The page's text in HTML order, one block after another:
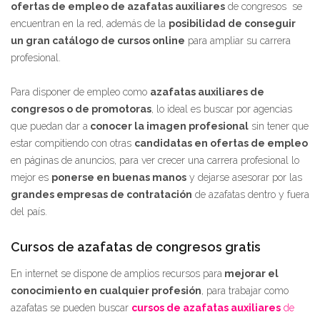
ofertas de empleo de azafatas auxiliares de congresos se
encuentran en la red, además de la posibilidad de conseguir
un gran catálogo de cursos online para ampliar su carrera
profesional.
Para disponer de empleo como azafatas auxiliares de
congresos o de promotoras, lo ideal es buscar por agencias
que puedan dar a conocer la imagen profesional sin tener que
estar compitiendo con otras candidatas en ofertas de empleo
en páginas de anuncios, para ver crecer una carrera profesional lo
mejor es ponerse en buenas manos y dejarse asesorar por las
grandes empresas de contratación de azafatas dentro y fuera
del país.
Cursos de azafatas de congresos gratis
En internet se dispone de amplios recursos para mejorar el
conocimiento en cualquier profesión , para trabajar como
azafatas se pueden buscar cursos de azafatas auxiliares de